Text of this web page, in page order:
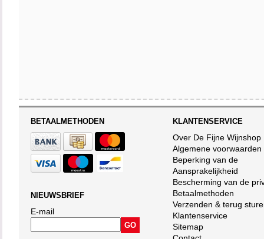
BETAALMETHODEN
NIEUWSBRIEF
E-mail
KLANTENSERVICE
Over De Fijne Wijnshop
Algemene voorwaarden
Beperking van de
Aansprakelijkheid
Bescherming van de
Betaalmethoden
Verzenden & terug
Klantenservice
Sitemap